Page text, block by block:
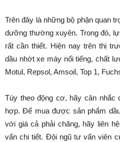
Trên đây là những bộ phận quan
dưỡng thường xuyên. Trong đó,
rất cần thiết. Hiện nay trên thị
dầu nhớt xe máy nổi tiếng, chất
Motul, Repsol, Amsoil, Top 1,
Tùy theo động cơ, hãy cân
hợp. Để mua được sản phẩm
với giá cả phải chăng, hãy liên
vấn chi tiết. Đội ngũ tư vấn viên